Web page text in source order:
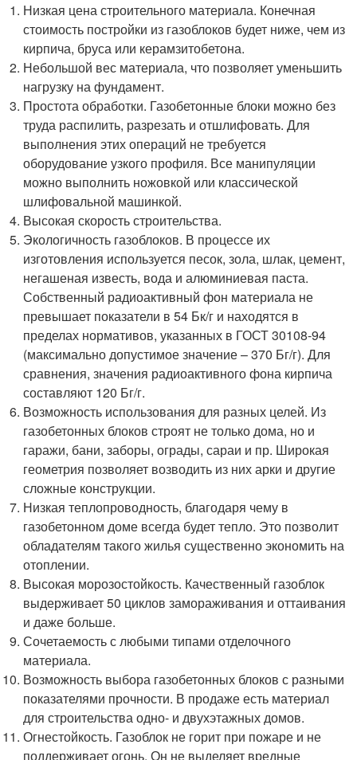
Низкая цена строительного материала. Конечная
стоимость постройки из газоблоков будет ниже, чем из
кирпича, бруса или керамзитобетона.
Небольшой вес материала, что позволяет уменьшить
нагрузку на фундамент.
Простота обработки. Газобетонные блоки можно без
труда распилить, разрезать и отшлифовать. Для
выполнения этих операций не требуется
оборудование узкого профиля. Все манипуляции
можно выполнить ножовкой или классической
шлифовальной машинкой.
Высокая скорость строительства.
Экологичность газоблоков. В процессе их
изготовления используется песок, зола, шлак, цемент,
негашеная известь, вода и алюминиевая паста.
Собственный радиоактивный фон материала не
превышает показатели в 54 Бк/г и находятся в
пределах нормативов, указанных в ГОСТ 30108-94
(максимально допустимое значение – 370 Бг/г). Для
сравнения, значения радиоактивного фона кирпича
составляют 120 Бг/г.
Возможность использования для разных целей. Из
газобетонных блоков строят не только дома, но и
гаражи, бани, заборы, ограды, сараи и пр. Широкая
геометрия позволяет возводить из них арки и другие
сложные конструкции.
Низкая теплопроводность, благодаря чему в
газобетонном доме всегда будет тепло. Это позволит
обладателям такого жилья существенно экономить на
отоплении.
Высокая морозостойкость. Качественный газоблок
выдерживает 50 циклов замораживания и оттаивания
и даже больше.
Сочетаемость с любыми типами отделочного
материала.
Возможность выбора газобетонных блоков с разными
показателями прочности. В продаже есть материал
для строительства одно- и двухэтажных домов.
Огнестойкость. Газоблок не горит при пожаре и не
поддерживает огонь. Он не выделяет вредные